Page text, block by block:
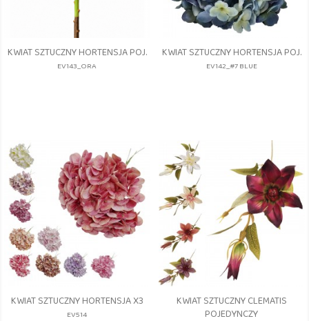
KWIAT SZTUCZNY HORTENSJA POJ.
EV143_ORA
KWIAT SZTUCZNY HORTENSJA POJ.
EV142_#7 BLUE
KWIAT SZTUCZNY HORTENSJA X3
EV514
KWIAT SZTUCZNY CLEMATIS
POJEDYNCZY